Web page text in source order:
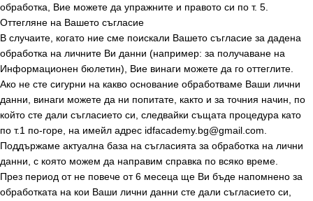
обработка, Вие можете да упражните и правото си по т. 5.
Оттегляне на Вашето съгласие
В случаите, когато ние сме поискали Вашето съгласие за дадена
обработка на личните Ви данни (например: за получаване на
Информационен бюлетин), Вие винаги можете да го оттеглите.
Ако не сте сигурни на какво основание обработваме Ваши лични
данни, винаги можете да ни попитате, както и за точния начин, по
който сте дали съгласието си, следвайки същата процедура като
по т.1 по-горе, на имейл адрес idfacademy.bg@gmail.com.
Поддържаме актуална база на съгласията за обработка на лични
данни, с която можем да направим справка по всяко време.
През период от не повече от 6 месеца ще Ви бъде напомнено за
обработката на кои Ваши лични данни сте дали съгласието си,